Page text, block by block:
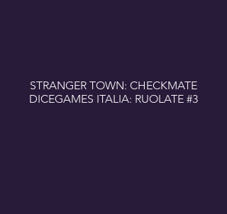
STRANGER TOWN: CHECKMATE
DICEGAMES ITALIA: RUOLATE #3